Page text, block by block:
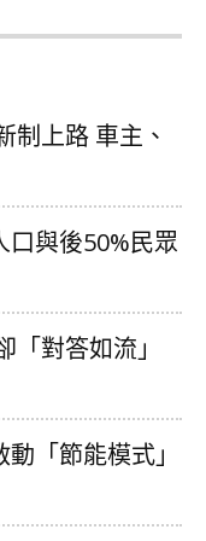
制上路 車主、
口與後50%民眾
對答如流」
「節能模式」